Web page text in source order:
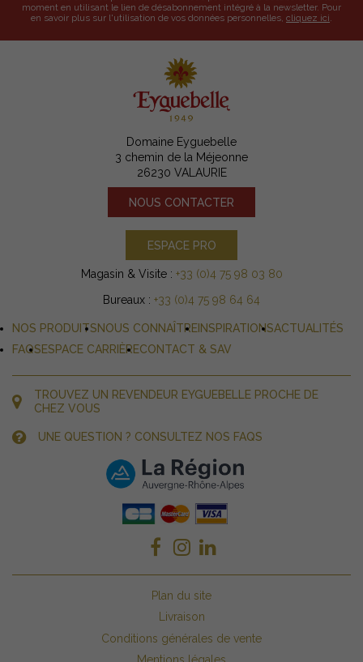
moment en utilisant le lien de désabonnement intégré à la newsletter. Pour
en savoir plus sur l'utilisation de vos données personnelles, cliquez ici.
Domaine Eyguebelle
3 chemin de la Méjeonne
26230 VALAURIE
NOUS CONTACTER
ESPACE PRO
Magasin & Visite : +33 (0)4 75 98 03 80
Bureaux : +33 (0)4 75 98 64 64
NOS PRODUITSNOUS CONNAÎTRE INSPIRATIONSACTUALITÉS
FAQSESPACE CARRIÈRECONTACT & SAV
TROUVEZ UN REVENDEUR EYGUEBELLE PROCHE DE
CHEZ VOUS
UNE QUESTION ? CONSULTEZ NOS FAQS
Plan du site
Livraison
Conditions générales de vente